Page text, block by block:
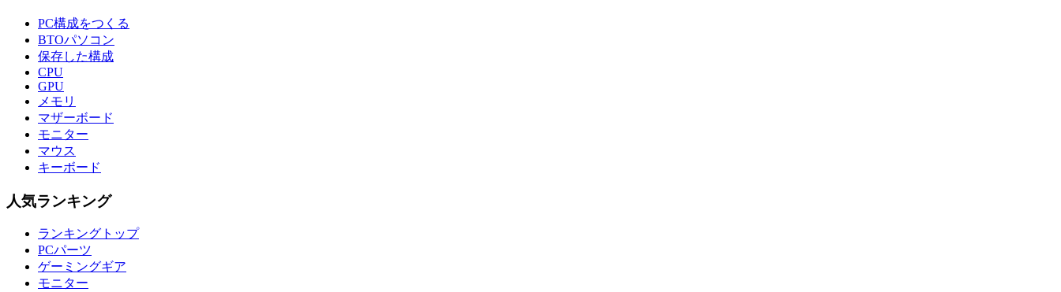
PC構成をつくる
BTOパソコン
保存した構成
CPU
GPU
メモリ
マザーボード
モニター
マウス
キーボード
人気ランキング
ランキングトップ
PCパーツ
ゲーミングギア
モニター